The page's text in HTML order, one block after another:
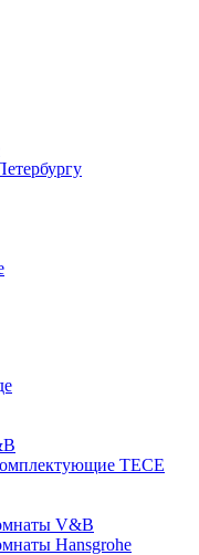
TECE
V&B
Hansgrohe